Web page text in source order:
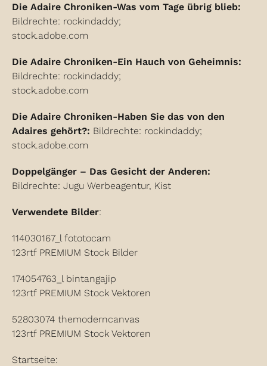
Die Adaire Chroniken-Was vom Tage übrig blieb:
Bildrechte: rockindaddy;
stock.adobe.com
Die Adaire Chroniken-Ein Hauch von Geheimnis:
Bildrechte: rockindaddy;
stock.adobe.com
Die Adaire Chroniken-Haben Sie das von den
Adaires gehört?: Bildrechte: rockindaddy;
stock.adobe.com
Doppelgänger – Das Gesicht der Anderen:
Bildrechte: Jugu Werbeagentur, Kist
Verwendete Bilder:
114030167_l fototocam
123rtf PREMIUM Stock Bilder
174054763_l bintangajip
123rtf PREMIUM Stock Vektoren
52803074 themoderncanvas
123rtf PREMIUM Stock Vektoren
Startseite: